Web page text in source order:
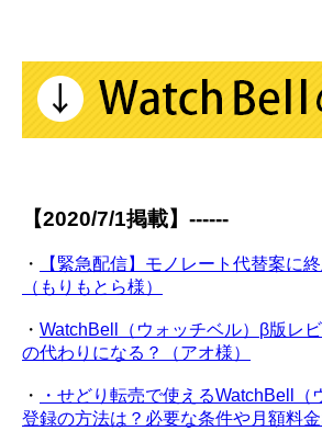
【2020/7/1掲載】------
・
【緊急配信】モノレート代替案に
（もりもとら様）
・ WatchBell（ウォッチベル）β版レ
の代わりになる？（アオ様）
・
・せどり転売で使えるWatchBell（
登録の方法は？必要な条件や月額料